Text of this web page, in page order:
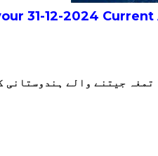
31-12-2024